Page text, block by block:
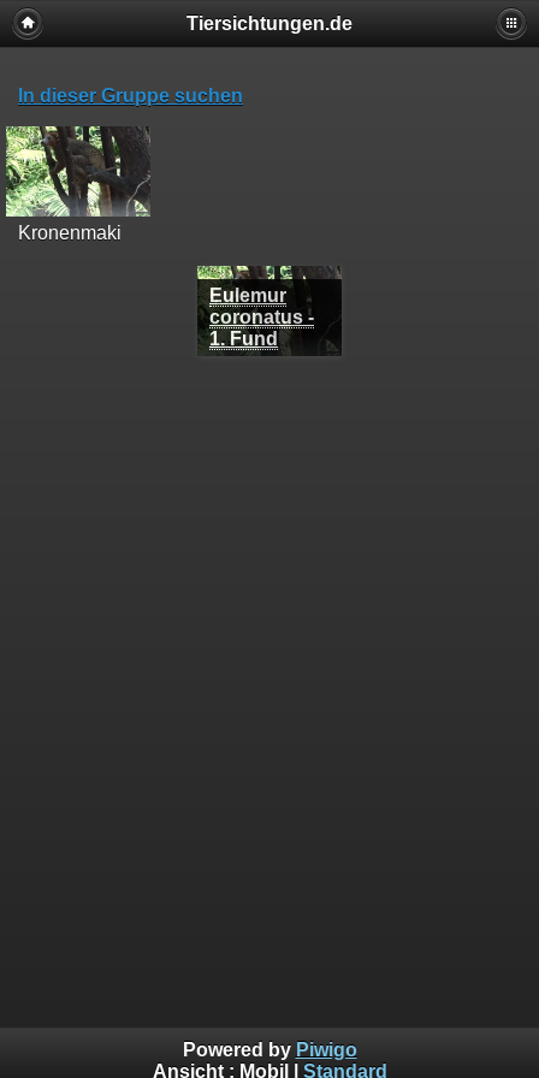
Tiersichtungen.de
In dieser Gruppe suchen
Kronenmaki
Eulemur
coronatus -
1. Fund
Powered by Piwigo
Ansicht : Mobil Standard